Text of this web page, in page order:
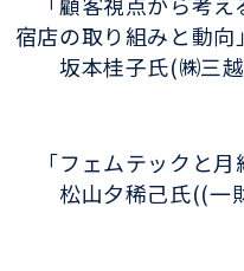
宿店の取り組みと動向」
坂本桂子氏(㈱三越
「フェムテックと月
松山夕稀己氏((一